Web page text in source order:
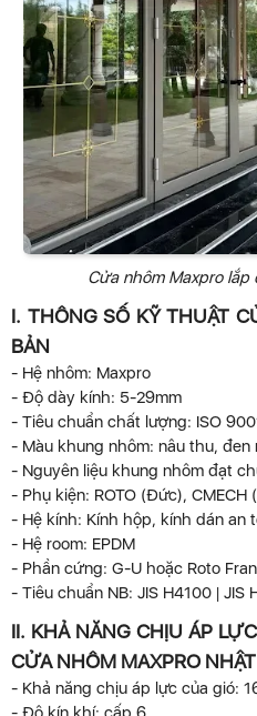
Cửa nhôm Maxpro lắp
I. THÔNG SỐ KỸ THUẬT
BẢN
- Hệ nhôm: Maxpro
- Độ dày kính: 5-29mm
- Tiêu chuẩn chất lượng: ISO
- Màu khung nhôm: nâu thu, đen
- Nguyên liệu khung nhôm đạt
- Phụ kiện: ROTO (Đức), CMECH
- Hệ kính: Kính hộp, kính dán an
- Hệ room: EPDM
- Phần cứng: G-U hoặc Roto
- Tiêu chuẩn NB: JIS H4100 | JIS
II. KHẢ NĂNG CHỊU ÁP
CỬA NHÔM MAXPRO
- Khả năng chịu áp lực của gió: